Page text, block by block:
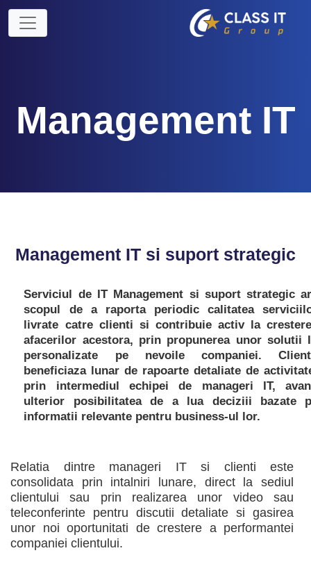
Management IT
Management IT si suport strategic
Serviciul de IT Management si suport strategic
scopul de a raporta periodic calitatea
livrate catre clienti si contribuie activ la
afacerilor acestora, prin propunerea unor solutii
personalizate pe nevoile companiei.
beneficiaza lunar de rapoarte detaliate de
prin intermediul echipei de manageri IT,
ulterior posibilitatea de a lua deciziii bazate
informatii relevante pentru business-ul lor.
Relatia dintre manageri IT si clienti este
consolidata prin intalniri lunare, direct la sediul
clientului sau prin realizarea unor video sau
teleconferinte pentru discutii detaliate si gasirea
unor noi oportunitati de crestere a performantei
companiei clientului.